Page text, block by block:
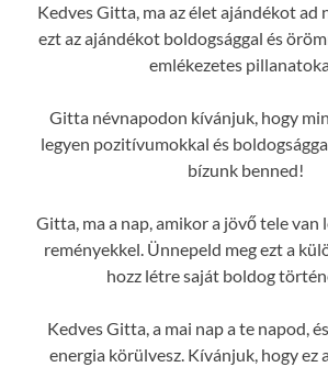
Kedves Gitta, ma az élet ajándékot ad
ezt az ajándékot boldogsággal és
emlékezetes
Gitta névnapodon kívánjuk, hogy
legyen pozitívumokkal és
bízunk benned!
Gitta, ma a nap, amikor a jövő tele van
reményekkel. Ünnepeld meg ezt a
hozz létre saját boldog
Kedves Gitta, a mai nap a te napod,
energia körülvesz. Kívánjuk, hogy ez